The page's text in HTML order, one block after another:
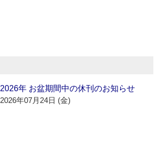
2026年 お盆期間中の休刊のお知らせ
2026年07月24日 (金)